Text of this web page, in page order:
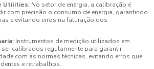
Utilities: No setor de energia, a calibração é
com precisão o consumo de energia, garantindo
e evitando erros na faturação dos
Instrumentos de medição utilizados em
calibrados regularmente para garantir
com as normas técnicas, evitando erros que
e retrabalhos.